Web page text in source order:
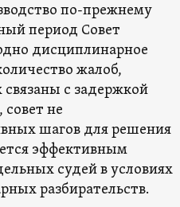
по-прежнему
период Совет
дисциплинарное
жалоб,
с задержкой
совет не
шагов для решения
эффективным
судей в условиях
разбирательств.